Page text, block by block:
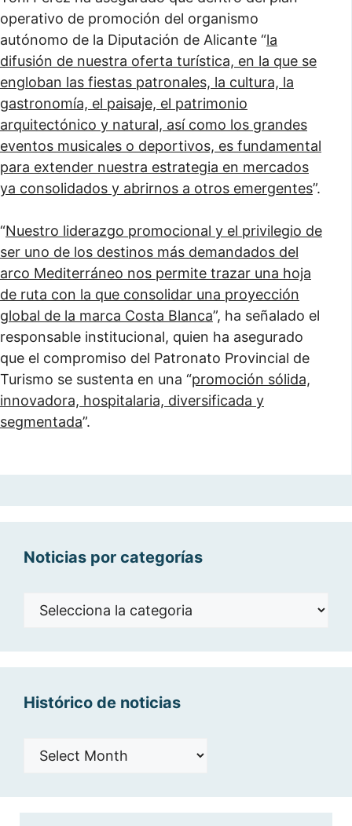
operativo de promoción del organismo
autónomo de la Diputación de Alicante “la
difusión de nuestra oferta turística, en la que se
engloban las fiestas patronales, la cultura, la
gastronomía, el paisaje, el patrimonio
arquitectónico y natural, así como los grandes
eventos musicales o deportivos, es fundamental
para extender nuestra estrategia en mercados
ya consolidados y abrirnos a otros emergentes”.
“Nuestro liderazgo promocional y el privilegio de
ser uno de los destinos más demandados del
arco Mediterráneo nos permite trazar una hoja
de ruta con la que consolidar una proyección
global de la marca Costa Blanca”, ha señalado el
responsable institucional, quien ha asegurado
que el compromiso del Patronato Provincial de
Turismo se sustenta en una “promoción sólida,
innovadora, hospitalaria, diversificada y
segmentada”.
Noticias por categorías
Noticias
Histórico de noticias
Histórico